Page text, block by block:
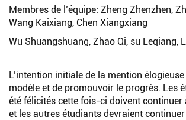
Membres de l’équipe: Zheng Zhenzhen,
Wang Kaixiang, Chen Xiangxiang
Wu Shuangshuang, Zhao Qi, su Leqiang,
L’intention initiale de la mention
modèle et de promouvoir le progrès. Les
été félicités cette fois-ci doivent continuer
et les autres étudiants devraient